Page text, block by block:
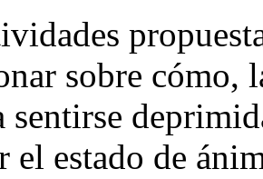
sobre cómo,
sentirse
el estado de